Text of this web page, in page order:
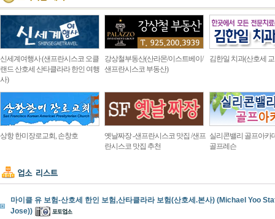
신세계여행사 (샌프란시스코 오클
랜드 산호세 산타클라라 한인 여행
사)
강상철부동산(산라몬/이스트베이/
샌프란시스코 부동산)
김한일 치과(산호세
상항 한미장로교회, 손창호
옛날짜장 -샌프란시스코 맛집 /샌프
란시스코 맛집 추천
실리콘밸리 골프아카
골프레슨
마이클 유 보험-산호세 한인 보험,산타클라라 보험(산호세.본사) (Michael Yoo
Jose))